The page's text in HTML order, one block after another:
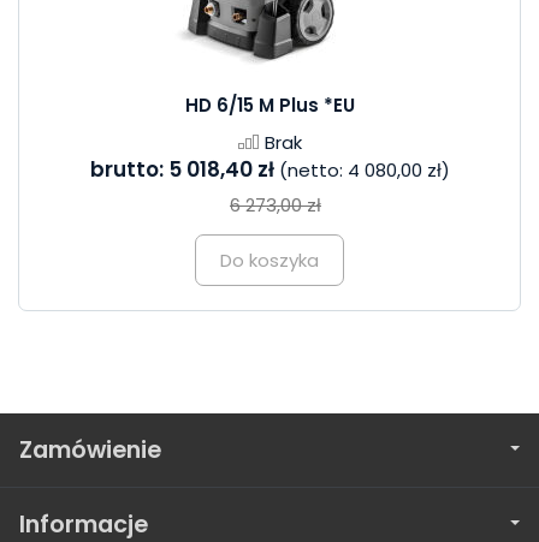
HD 6/15 M Plus *EU
Brak
brutto: 5 018,40 zł (netto: 4 080,00 zł)
6 273,00 zł
Do koszyka
Zamówienie
Informacje